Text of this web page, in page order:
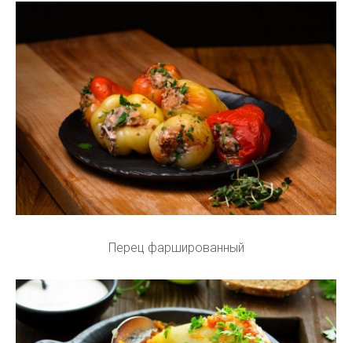
Перец фаршированный